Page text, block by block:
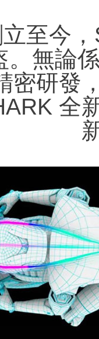
至今
。無論
密研發
全